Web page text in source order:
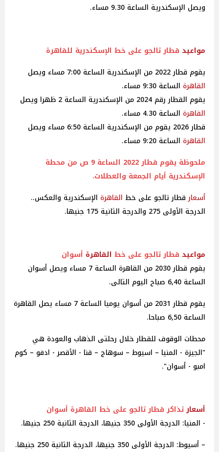
ويصل الإسكندرية الساعة 9.30 مساء.
مواعيد قطار تالجو على خط الإسكندرية للقاهرة
يقوم قطار 2022 من الإسكندرية الساعة 7:00 مساء ويصل
القاهرة الساعة 9:30 مساء.
يقوم القطار رقم 2024 من الإسكندرية الساعة 2 ظهرا ويصل
القاهرة الساعة 4.30 مساء.
قطار 2026 يقوم من الإسكندرية الساعة 6:50 مساء ويصل
القاهرة الساعة 9:20 مساء.
ملحوظة يقوم قطار 2022 الساعة 9 ص من محطة
الإسكندرية أيام الجمعة والعطلات.
أسعارقطار تالجو على خط القاهرة الإسكندرية والعكس..
الدرجة الأولى 275 والدرجة الثانية 175 جنيها.
مواعيد قطار تالجو على خط القاهرة أسوان
يقوم قطار 2030 من القاهرة الساعة 7 مساء ويصل أسوان
الساعة 6,40 صباح اليوم التالى.
يقوم قطار 2031 من أسوان يوميا الساعة 7 مساء يصل القاهرة
الساعة 6,50 صباحا.
محطات الوقوف للقطار خلال رحلتى الذهاب والعودة هي
"الجيزة - المنيا – اسيوط – سوهاج – قنا - الأقصر - ادفو – كوم
امبو - أسوان".
أسعارتذاكر قطار تالجو على خط القاهرة أسوان
- المنيا: الدرجة الأولى 350 جنيها، الدرجة الثانية 250 جنيها.
– أسيوط: الدرجة الأولى 350 جنيها، الدرجة الثانية 250 جنيها.